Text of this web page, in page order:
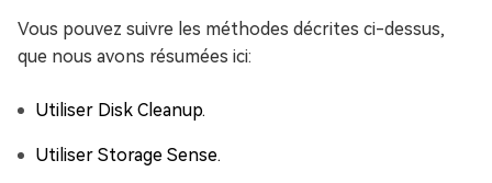
Vous pouvez suivre les méthodes décrites ci-dessus,
que nous avons résumées ici:
Utiliser Disk Cleanup.
Utiliser Storage Sense.